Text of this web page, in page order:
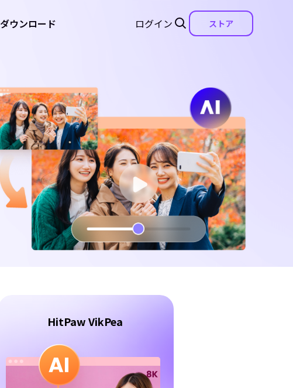
ログイン ストア
ダウンロード
HitPaw VikPea